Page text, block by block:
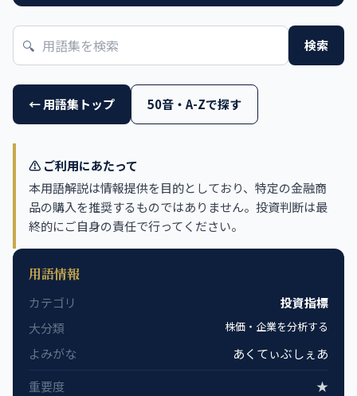
🔍 検索
← 用語集トップ 50音・A-Zで探す
⚠️ ご利用にあたって
本用語解説は情報提供を目的としており、特定の金融商
品の購入を推奨するものではありません。投資判断は最
終的にご自身の責任で行ってください。
用語情報
カテゴリ
投資指標
大分類
株価・企業を分析する
よみがな
あくてぃぶしぇあ
重要度
★